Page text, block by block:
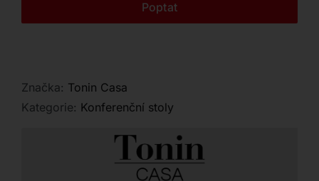
Poptat
Značka: Tonin Casa
Kategorie: Konferenční stoly